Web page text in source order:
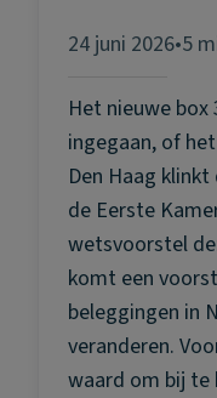
24 juni 2026•5
Het nieuwe
ingegaan, of
Den Haag
de Eerste
wetsvoorstel
komt een
beleggingen in
veranderen.
waard om bij te